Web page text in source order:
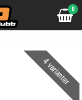
0
4 varianter